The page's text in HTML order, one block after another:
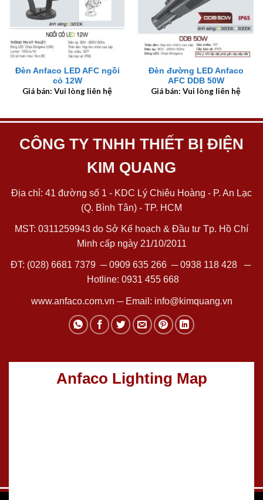
Đèn Anfaco LED AFC ngồi
cỏ 12W
Giá bán: Vui lòng liên hệ
Đèn đường LED Anfaco
AFC DDB 50W
Giá bán: Vui lòng liên hệ
CÔNG TY TNHH THIẾT BỊ ĐIỆN
KIM QUANG
Địa chỉ: 41 đường số 1 - KDC Lý Chiêu Hoàng - P. An Lạc
(Q. Bình Tân) - TP. HCM
MST: 0311259943 do Sở Kế hoạch & Đầu tư Tp. Hồ Chí
Minh cấp ngày 21/10/2011
ĐT: (028) 6681 7379 ─0909 635 266─0938 118 428─
Hotline: 0931 455 668
www.anfaco.com.vn ─ Email: info@kimquang.vn
Anfaco Lighting Map